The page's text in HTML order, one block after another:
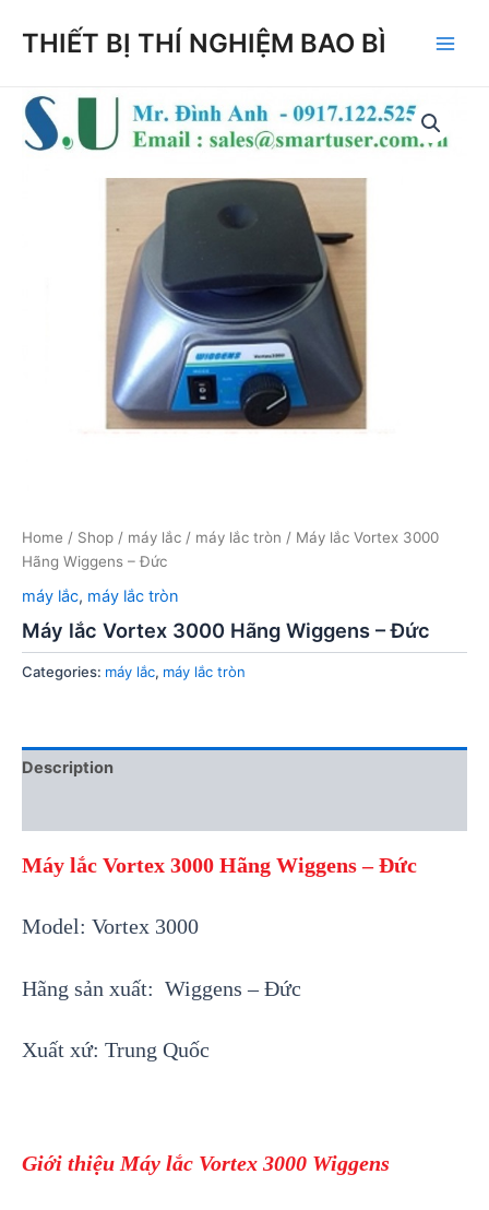
THIẾT BỊ THÍ NGHIỆM BAO BÌ
Home / Shop / máy lắc / máy lắc tròn / Máy lắc Vortex 3000
Hãng Wiggens – Đức
máy lắc, máy lắc tròn
Máy lắc Vortex 3000 Hãng Wiggens – Đức
Categories: máy lắc, máy lắc tròn
Description
Máy lắc Vortex 3000 Hãng Wiggens – Đức
Model: Vortex 3000
Hãng sản xuất: Wiggens – Đức
Xuất xứ: Trung Quốc
Giới thiệu Máy lắc Vortex 3000 Wiggens